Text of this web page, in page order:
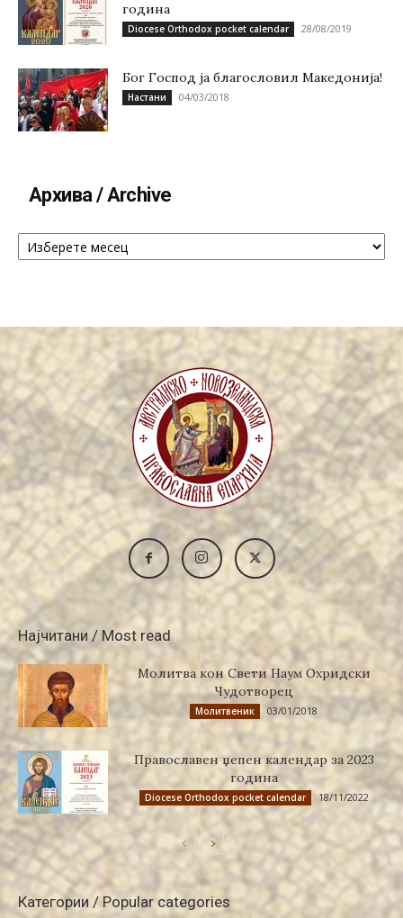
година
Diocese Orthodox pocket calendar 28/08/2019
Бог Господ ја благословил Македонија!
Настани 04/03/2018
Архива / Archive
Архива
Најчитани / Most read
Молитва кон Свети Наум Охридски
Чудотворец
Молитвеник 03/01/2018
Православен џепен календар за 2023
година
Diocese Orthodox pocket calendar 18/11/2022
Категории / Popular categories